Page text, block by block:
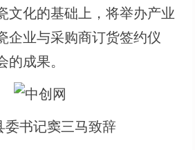
文化的基础上，将举办产业
企业与采购商订货签约仪
的成果。
委书记窦三马致辞